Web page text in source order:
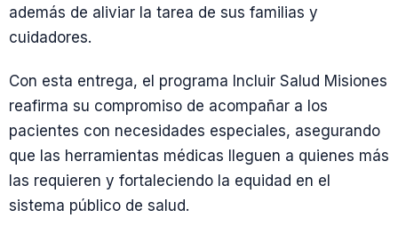
además de aliviar la tarea de sus familias y
cuidadores.
Con esta entrega, el programa Incluir Salud Misiones
reafirma su compromiso de acompañar a los
pacientes con necesidades especiales, asegurando
que las herramientas médicas lleguen a quienes más
las requieren y fortaleciendo la equidad en el
sistema público de salud.